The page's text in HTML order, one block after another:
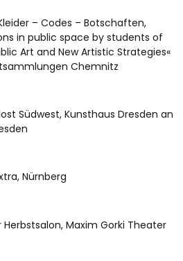
Kleider – Codes – Botschaften,
in public space by students of
Art and New Artistic Strategies«
Chemnitz
Südwest, Kunsthaus Dresden an
Nürnberg
Herbstsalon, Maxim Gorki Theater